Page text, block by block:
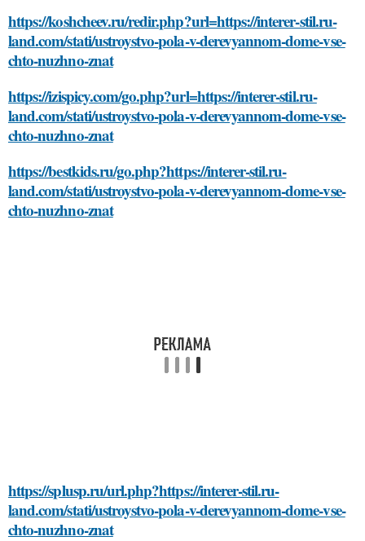
https://koshcheev.ru/redir.php?url=https://interer-stil.ru-
land.com/stati/ustroystvo-pola-v-derevyannom-dome-vse-
chto-nuzhno-znat
https://izispicy.com/go.php?url=https://interer-stil.ru-
land.com/stati/ustroystvo-pola-v-derevyannom-dome-vse-
chto-nuzhno-znat
https://bestkids.ru/go.php?https://interer-stil.ru-
land.com/stati/ustroystvo-pola-v-derevyannom-dome-vse-
chto-nuzhno-znat
https://splusp.ru/url.php?https://interer-stil.ru-
land.com/stati/ustroystvo-pola-v-derevyannom-dome-vse-
chto-nuzhno-znat